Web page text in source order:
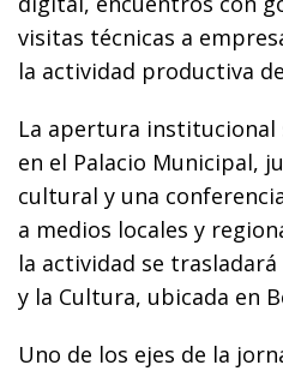
visitas técnicas a
la actividad productiva
La apertura institucional
en el Palacio Municipal,
cultural y una
a medios locales y
la actividad se
y la Cultura, ubicada en
Uno de los ejes de la